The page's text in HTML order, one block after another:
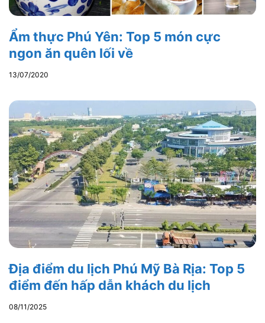
Ẩm thực Phú Yên: Top 5 món cực
ngon ăn quên lối về
13/07/2020
Địa điểm du lịch Phú Mỹ Bà Rịa: Top 5
điểm đến hấp dẫn khách du lịch
08/11/2025